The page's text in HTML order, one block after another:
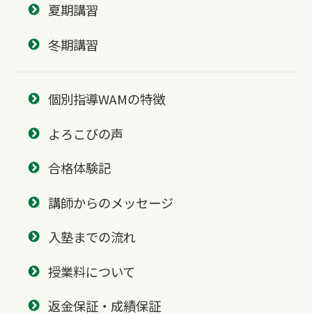
夏期講習
冬期講習
個別指導WAMの特徴
よろこびの声
合格体験記
講師からのメッセージ
入塾までの流れ
授業料について
返金保証・成績保証